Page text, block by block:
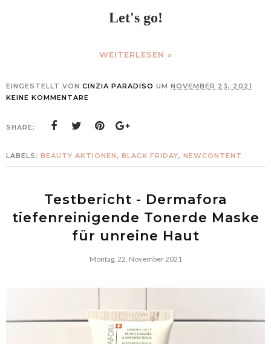
Let's go!
WEITERLESEN »
EINGESTELLT VON CINZIA PARADISO UM NOVEMBER 23, 2021
KEINE KOMMENTARE
SHARE:
LABELS: BEAUTY AKTIONEN, BLACK FRIDAY, NEWCONTENT
Testbericht - Dermafora
tiefenreinigende Tonerde Maske
für unreine Haut
Montag, 22. November 2021